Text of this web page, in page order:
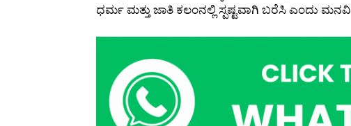
ಧರ್ಮ ಮತ್ತು ಜಾತಿ ಕಲಂನಲ್ಲಿ ಸ್ಪಷ್ಟವಾಗಿ ಬರೆಸಿ ಎಂದು